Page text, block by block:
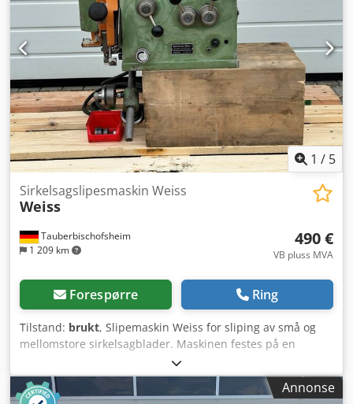
1 / 5
Tauberbischofsheim
1 209 km
Sirkelsagslipesmaskin Weiss
Weiss
490 €
VB pluss MVA
Forespørre Ring
Tilstand: brukt, Slipemaskin Weiss for sliping av små og
mellomstore sirkelsagblader. Maskinen festes på en
arbeidsbenk. Dedezrx H Depfx Apisck Tekniske data: -
Sagblad, diameter: maks. ca. 600 mm
Annonse